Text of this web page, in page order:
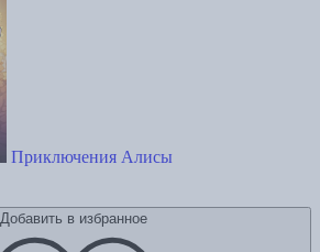
Приключения Алисы
Добавить в избранное